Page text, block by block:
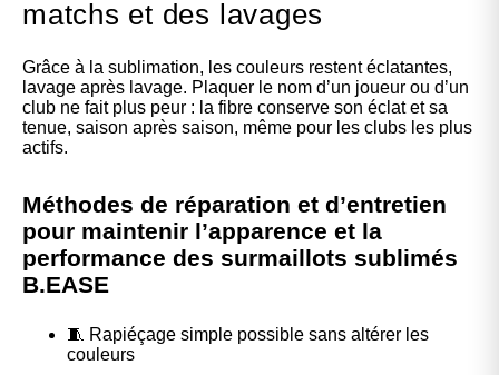
matchs et des lavages
Grâce à la sublimation, les couleurs restent éclatantes,
lavage après lavage. Plaquer le nom d’un joueur ou d’un
club ne fait plus peur : la fibre conserve son éclat et sa
tenue, saison après saison, même pour les clubs les plus
actifs.
Méthodes de réparation et d’entretien
pour maintenir l’apparence et la
performance des surmaillots sublimés
B.EASE
🧵 Rapiéçage simple possible sans altérer les
couleurs